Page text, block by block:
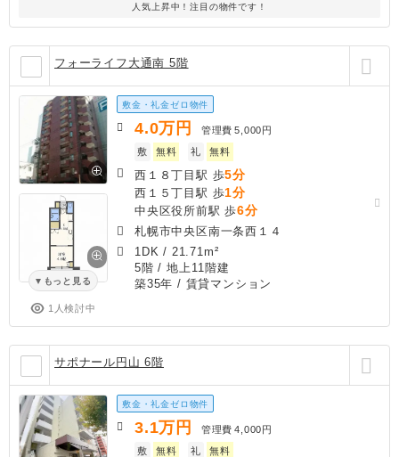
人気上昇中！注目の物件です！
フォーライフ大通南 5階
もっと見る
1人検討中
敷金・礼金ゼロ物件
4.0万円 管理費 5,000円
敷
無料 礼 無料
西１８丁目駅 歩5分
西１５丁目駅 歩1分
中央区役所前駅 歩6分
札幌市中央区南一条西１４
1DK / 21.71m²
5階 / 地上11階建
築35年 / 賃貸マンション
サポナール円山 6階
敷金・礼金ゼロ物件
3.1万円 管理費 4,000円
敷
無料 礼 無料